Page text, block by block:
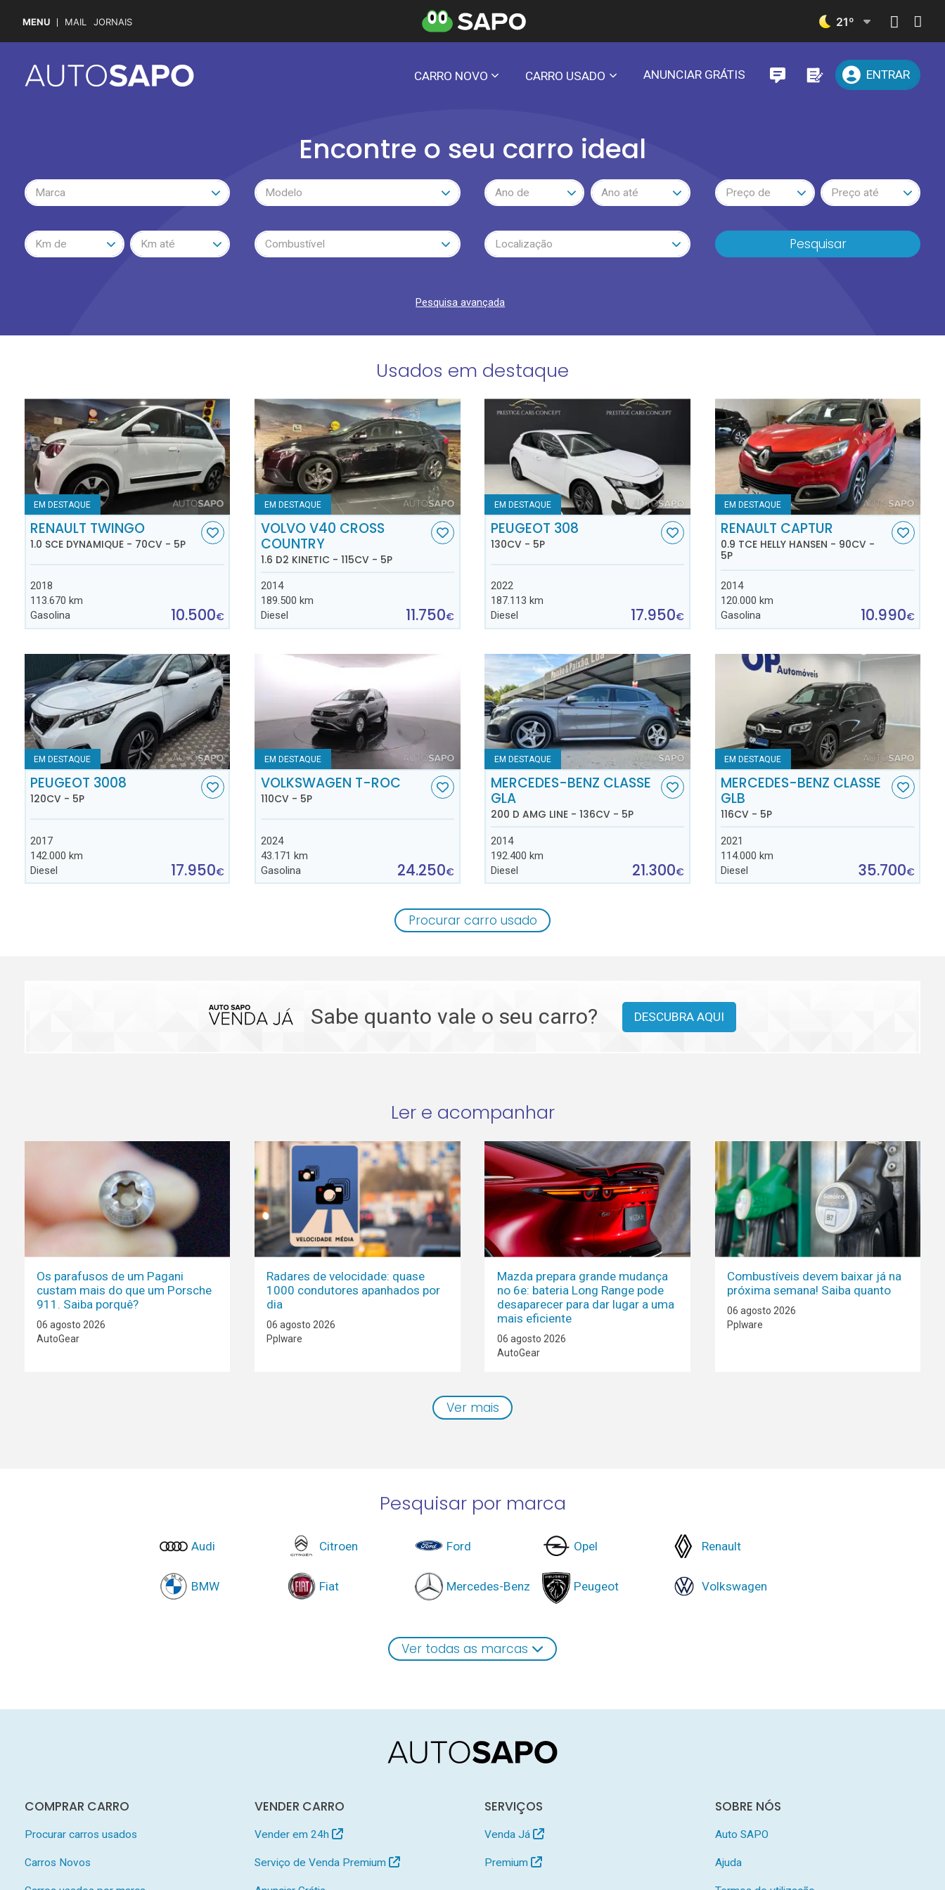
MENU MAIL JORNAIS 21º
CARRO NOVO CARRO USADO ANUNCIAR GRÁTIS ENTRAR
Encontre o seu carro ideal
Marca Modelo Ano de Ano até Preço de Preço até
Km de Km até Combustível Localização Pesquisar
Pesquisa avançada
Usados em destaque
EM DESTAQUE
RENAULT TWINGO
1.0 SCE DYNAMIQUE - 70CV - 5P
2018
113.670 km
Gasolina
10.500€
EM DESTAQUE
VOLVO V40 CROSS
COUNTRY
1.6 D2 KINETIC - 115CV - 5P
2014
189.500 km
Diesel
11.750€
EM DESTAQUE
PEUGEOT 308
130CV - 5P
2022
187.113 km
Diesel
17.950€
EM DESTAQUE
RENAULT CAPTUR
0.9 TCE HELLY HANSEN - 90CV -
5P
2014
120.000 km
Gasolina
10.990€
EM DESTAQUE
PEUGEOT 3008
120CV - 5P
2017
142.000 km
Diesel
17.950€
EM DESTAQUE
VOLKSWAGEN T-ROC
110CV - 5P
2024
43.171 km
Gasolina
24.250€
EM DESTAQUE
MERCEDES-BENZ CLASSE
GLA
200 D AMG LINE - 136CV - 5P
2014
192.400 km
Diesel
21.300€
EM DESTAQUE
MERCEDES-BENZ CLASSE
GLB
116CV - 5P
2021
114.000 km
Diesel
35.700€
Procurar carro usado
Sabe quanto vale o seu carro? DESCUBRA AQUI
Ler e acompanhar
Os parafusos de um Pagani
custam mais do que um Porsche
911. Saiba porquê?
06 agosto 2026
AutoGear
Radares de velocidade: quase
1000 condutores apanhados por
dia
06 agosto 2026
Pplware
Mazda prepara grande mudança
no 6e: bateria Long Range pode
desaparecer para dar lugar a uma
mais eficiente
06 agosto 2026
AutoGear
Combustíveis devem baixar já na
próxima semana! Saiba quanto
06 agosto 2026
Pplware
Ver mais
Pesquisar por marca
Audi
BMW
Citroen
Fiat
Ford
Mercedes-Benz
Opel
Peugeot
Renault
Volkswagen
Ver todas as marcas
COMPRAR CARRO
Procurar carros usados
Carros Novos
VENDER CARRO
Vender em 24h
Serviço de Venda Premium
SERVIÇOS
Venda Já
Premium
SOBRE NÓS
Auto SAPO
Ajuda